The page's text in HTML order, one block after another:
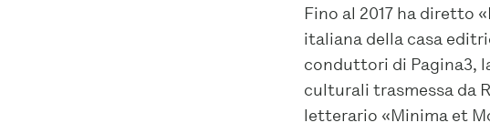
Fino al 2017 ha diretto
italiana della casa
conduttori di Pagina3,
culturali trasmessa da
letterario «Minima et